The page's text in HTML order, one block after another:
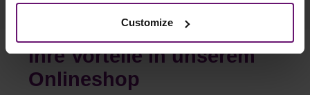
Customize
Ihre Vorteile in unserem
Onlineshop